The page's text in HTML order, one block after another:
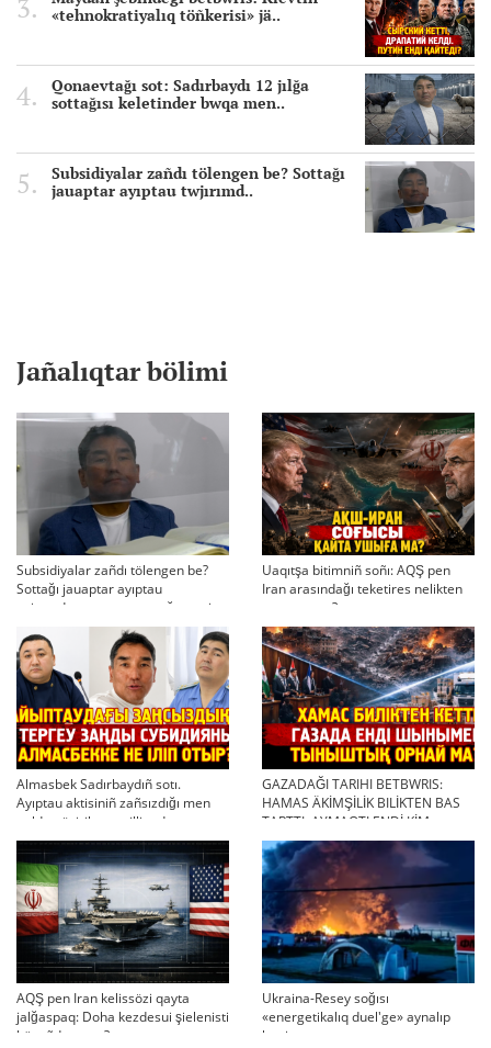
«tehnokratiyalıq töñkerisi» jä..
Qonaevtağı sot: Sadırbaydı 12 jılğa
sottağısı keletinder bwqa men..
Subsidiyalar zañdı tölengen be? Sottağı
jauaptar ayıptau twjırımd..
Jañalıqtar bölimi
Subsidiyalar zañdı tölengen be?
Sottağı jauaptar ayıptau
twjırımdarın qayta qarauğa negiz
bola ala ma?
Uaqıtşa bitimniñ soñı: AQŞ pen
Iran arasındağı teketires nelikten
qayta uşıqtı?
Almasbek Sadırbaydıñ sotı.
Ayıptau aktisiniñ zañsızdığı men
qoldan ösirilgen milliondar
GAZADAĞI TARIHI BETBWRIS:
HAMAS ÄKİMŞİLİK BILİKTEN BAS
TARTTI. AYMAQTI ENDİ KİM
BASQARADI?
AQŞ pen Iran kelissözi qayta
jalğaspaq: Doha kezdesui şielenisti
bäseñdete me?
Ukraina-Resey soğısı
«energetikalıq duel'ge» aynalıp
ketti